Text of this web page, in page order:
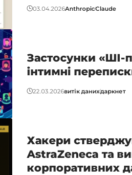
03.04.2026AnthropicClaude
Застосунки «ШІ-
інтимні
22.03.2026витік данихдаркнет
Хакери
AstraZeneca та
корпоративних